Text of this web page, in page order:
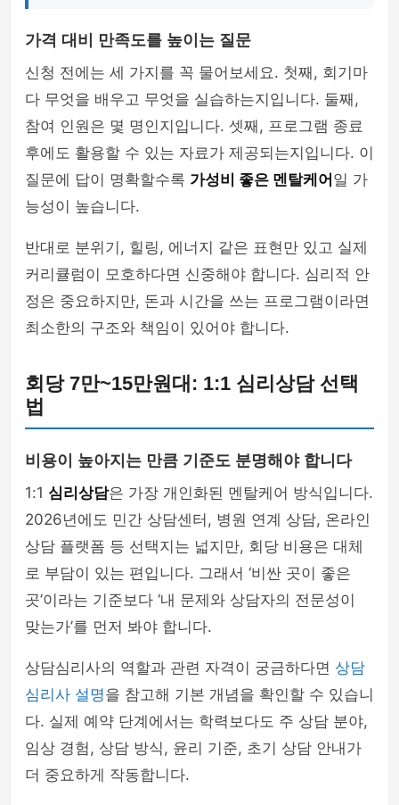
가격 대비 만족도를 높이는 질문
신청 전에는 세 가지를 꼭 물어보세요. 첫째, 회기마
다 무엇을 배우고 무엇을 실습하는지입니다. 둘째,
참여 인원은 몇 명인지입니다. 셋째, 프로그램 종료
후에도 활용할 수 있는 자료가 제공되는지입니다. 이
질문에 답이 명확할수록 가성비 좋은 멘탈케어 일 가
능성이 높습니다.
반대로 분위기, 힐링, 에너지 같은 표현만 있고 실제
커리큘럼이 모호하다면 신중해야 합니다. 심리적 안
정은 중요하지만, 돈과 시간을 쓰는 프로그램이라면
최소한의 구조와 책임이 있어야 합니다.
회당 7만~15만원대: 1:1 심리상담 선택
법
비용이 높아지는 만큼 기준도 분명해야 합니다
1:1 심리상담은 가장 개인화된 멘탈케어 방식입니다.
2026년에도 민간 상담센터, 병원 연계 상담, 온라인
상담 플랫폼 등 선택지는 넓지만, 회당 비용은 대체
로 부담이 있는 편입니다. 그래서 ‘비싼 곳이 좋은
곳’이라는 기준보다 ‘내 문제와 상담자의 전문성이
맞는가’를 먼저 봐야 합니다.
상담심리사의 역할과 관련 자격이 궁금하다면 상담
심리사 설명을 참고해 기본 개념을 확인할 수 있습니
다. 실제 예약 단계에서는 학력보다도 주 상담 분야,
임상 경험, 상담 방식, 윤리 기준, 초기 상담 안내가
더 중요하게 작동합니다.